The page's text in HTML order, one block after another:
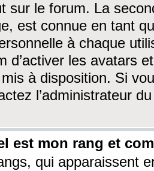
sur le forum. La
est connue en tant
à chaque
d’activer les avatars
à disposition. Si
l’administrateur
est mon rang et
qui apparaissent